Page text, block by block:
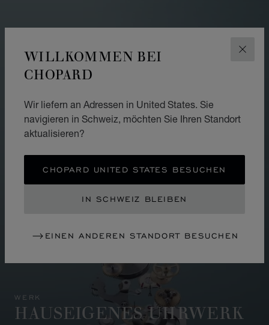
WILLKOMMEN BEI
CHOPARD
Wir liefern an Adressen in United States. Sie
navigieren in Schweiz, möchten Sie Ihren Standort
aktualisieren?
CHOPARD UNITED STATES BESUCHEN
IN SCHWEIZ BLEIBEN
EINEN ANDEREN STANDORT BESUCHEN
WERK
HAUSEIGENES UHRWERK